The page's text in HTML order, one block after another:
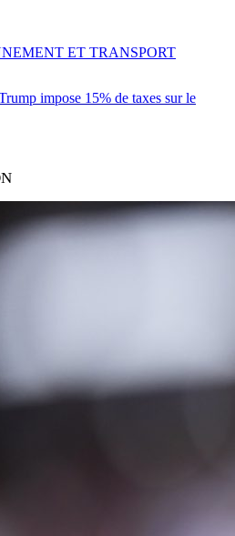
impose 15% de taxes sur le
ET TRANSPORT